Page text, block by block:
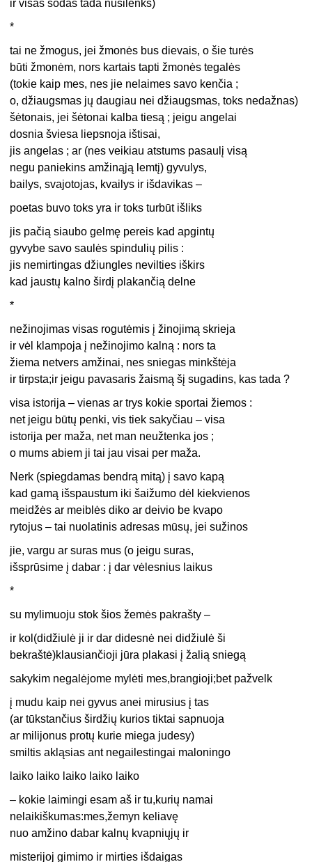
ir visas sodas tada nusilenks)
*
tai ne žmogus, jei žmonės bus dievais, o šie turės
būti žmonėm, nors kartais tapti žmonės tegalės
(tokie kaip mes, nes jie nelaimes savo kenčia ;
o, džiaugsmas jų daugiau nei džiaugsmas, toks nedažnas)
šėtonais, jei šėtonai kalba tiesą ; jeigu angelai
dosnia šviesa liepsnoja ištisai,
jis angelas ; ar (nes veikiau atstums pasaulį visą
negu paniekins amžinąją lemtį) gyvulys,
bailys, svajotojas, kvailys ir išdavikas –
poetas buvo toks yra ir toks turbūt išliks
jis pačią siaubo gelmę pereis kad apgintų
gyvybe savo saulės spindulių pilis :
jis nemirtingas džiungles nevilties iškirs
kad jaustų kalno širdį plakančią delne
*
nežinojimas visas rogutėmis į žinojimą skrieja
ir vėl klampoja į nežinojimo kalną : nors ta
žiema netvers amžinai, nes sniegas minkštėja
ir tirpsta;ir jeigu pavasaris žaismą šį sugadins, kas tada ?
visa istorija – vienas ar trys kokie sportai žiemos :
net jeigu būtų penki, vis tiek sakyčiau – visa
istorija per maža, net man neužtenka jos ;
o mums abiem ji tai jau visai per maža.
Nerk (spiegdamas bendrą mitą) į savo kapą
kad gamą išspaustum iki šaižumo dėl kiekvienos
meidžės ar meiblės diko ar deivio be kvapo
rytojus – tai nuolatinis adresas mūsų, jei sužinos
jie, vargu ar suras mus (o jeigu suras,
išsprūsime į dabar : į dar vėlesnius laikus
*
su mylimuoju stok šios žemės pakrašty –
ir kol(didžiulė ji ir dar didesnė nei didžiulė ši
bekraštė)klausiančioji jūra plakasi į žalią sniegą
sakykim negalėjome mylėti mes,brangioji;bet pažvelk
į mudu kaip nei gyvus anei mirusius į tas
(ar tūkstančius širdžių kurios tiktai sapnuoja
ar milijonus protų kurie miega judesy)
smiltis akląsias ant negailestingai maloningo
laiko laiko laiko laiko laiko
– kokie laimingi esam aš ir tu,kurių namai
nelaikiškumas:mes,žemyn keliavę
nuo amžino dabar kalnų kvapniųjų ir
misterijoj gimimo ir mirties išdaigas